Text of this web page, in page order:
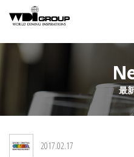
WDI STANDARD
私たちが大切にするもの
最
2017.02.17